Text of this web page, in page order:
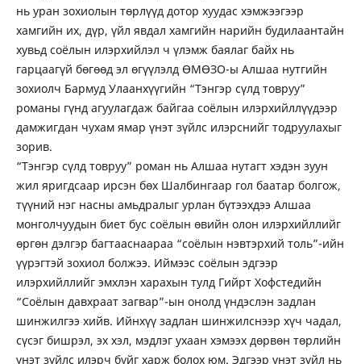
нь уран зохиолын төрлүүд дотор хуудас хэмжээгээр
хамгийн их, дүр, үйл явдал хамгийн нарийн будилаантайн
хувьд соёлын илэрхийлэл ч үлэмж баялаг байх нь
гарцаагүй бөгөөд эл өгүүлэлд ӨМӨЗО-ы Алшаа нутгийн
зохиолч Бармуд Улаанхүүгийн “Тэнгэр сүлд товруу”
романы гүнд агуулагдаж байгаа соёлын илэрхийллүүдээр
дамжигдан чухам ямар үнэт зүйлс илэрснийг тодруулахыг
зорив.
“Тэнгэр сүлд товруу” роман нь Алшаа нутагт хэдэн зуун
жил яригдсаар ирсэн бөх Шалбингаар гол баатар болгож,
түүний нэг насны амьдралыг урлан бүтээхдээ Алшаа
монголчуудын биет бус соёлын өвийн олон илэрхийллийг
өргөн дэлгэр багтааснаараа “соёлын нэвтэрхий толь”-ийн
үүрэгтэй зохиол болжээ. Иймээс соёлын эдгээр
илэрхийллийг эмхлэн харахын тулд Гийрт Хофстедийн
“Соёлын давхраат загвар”-ын онолд үндэслэн задлан
шинжилгээ хийв. Ийнхүү задлан шинжилснээр хүч чадал,
сүсэг бишрэл, эх хэл, мэдлэг ухаан хэмээх дөрвөн төрлийн
үнэт зүйлс илэрч буйг харж болох юм. Эдгээр үнэт зүйл нь